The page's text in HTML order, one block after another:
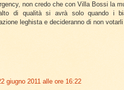
non credo che con Villa Bossi la
di qualità si avrà solo quando i
leghista e decideranno di non
giugno 2011 alle ore 16:22